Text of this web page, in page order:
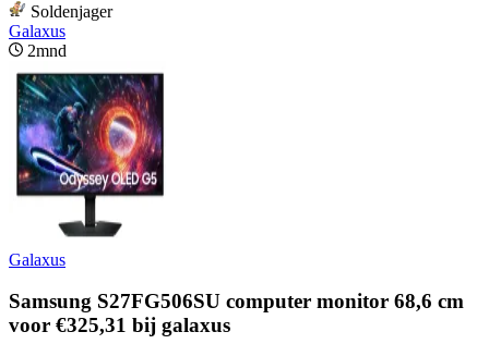
Soldenjager
Galaxus
2mnd
Galaxus
Samsung S27FG506SU computer monitor 68,6 cm
voor €325,31 bij galaxus